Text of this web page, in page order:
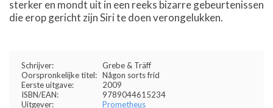
sterker en mondt uit in een reeks bizarre gebeurtenissen
die erop gericht zijn Siri te doen verongelukken.
Schrijver:
Grebe & Träff
Oorspronkelijke titel: Någon sorts frid
Eerste uitgave:
2009
ISBN/EAN:
9789044615234
Uitgever:
Prometheus